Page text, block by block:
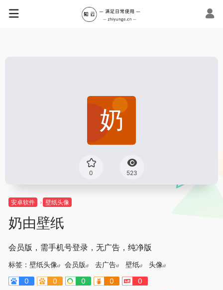
0 523
安卓软件 壁纸头像
奶由壁纸
会员版，需手机号登录，无广告，纯净版
标签： 壁纸头像 会员版 去广告 壁纸
头像
0
0 0 0 0